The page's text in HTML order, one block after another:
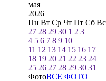
мая
2026
Пн Вт Ср Чт Пт Сб Вс
27 28 29 30 1 2 3
4 5 6 7 8 9 10
11 12 13 14 15 16 17
18 19 20 21 22 23 24
25 26 27 28 29 30 31
ФотоВСЕ ФОТО